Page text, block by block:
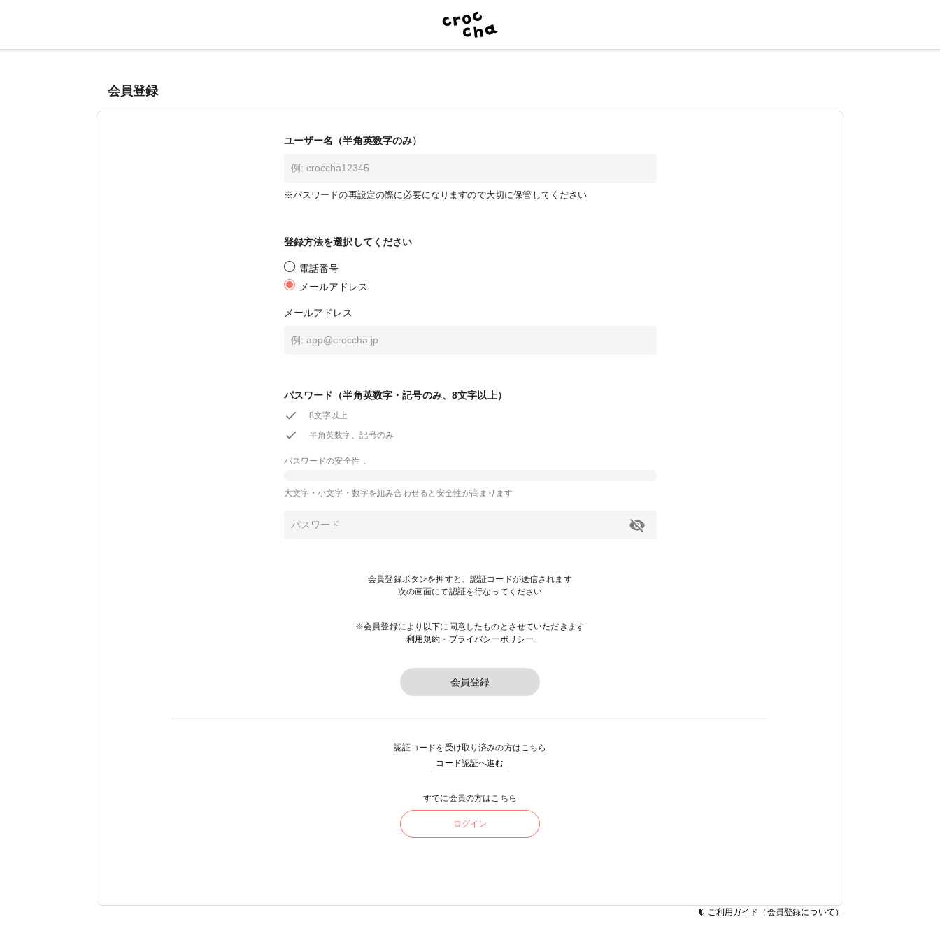
会員登録
ユーザー名（半角英数字のみ）
※パスワードの再設定の際に必要になりますので大切に保管してください
登録方法を選択してください
電話番号
メールアドレス
メールアドレス
パスワード（半角英数字・記号のみ、8文字以上）
8文字以上
半角英数字、記号のみ
パスワードの安全性：
大文字・小文字・数字を組み合わせると安全性が高まります
会員登録ボタンを押すと、認証コードが送信されます
次の画面にて認証を行なってください
※会員登録により以下に同意したものとさせていただきます
利用規約 ・ プライバシーポリシー
会員登録
認証コードを受け取り済みの方はこちら
コード認証へ進む
すでに会員の方はこちら
ログイン
ご利用ガイド（会員登録について）